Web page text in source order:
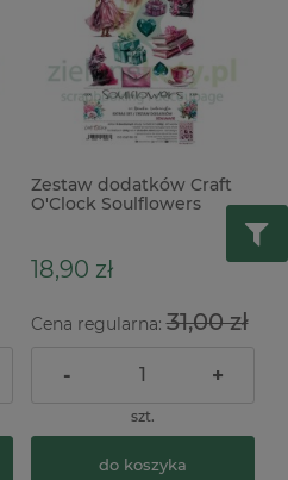
Zestaw dodatków Craft
O'Clock Soulflowers
18,90 zł
Cena regularna:31,00 zł
- +
szt.
do koszyka